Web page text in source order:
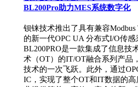
BL200Pro助力MES系统数字化
钡铼技术推出了具有兼容
的新一代OPC UA 分布式I/O传感
BL200PRO是一款集成了信息技
术（OT）的IT/OT融合系列产品
技术的一次飞跃。此外，通过
IC，实现了整个OT和IT数据的